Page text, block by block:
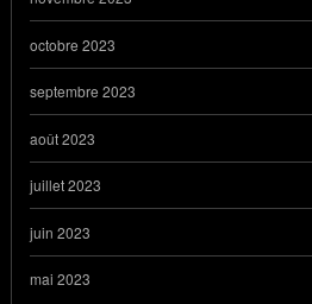
octobre 2023
septembre 2023
août 2023
juillet 2023
juin 2023
mai 2023